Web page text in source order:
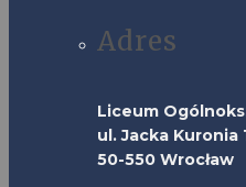
Adres
Liceum
ul. Jacka Kuronia
50-550 Wrocław